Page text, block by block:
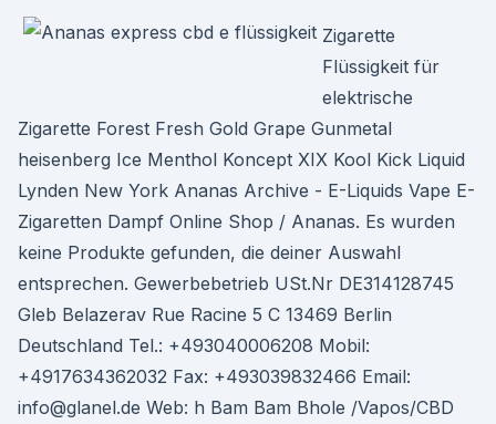
Zigarette
Flüssigkeit für
elektrische
Zigarette Forest Fresh Gold Grape Gunmetal
heisenberg Ice Menthol Koncept XIX Kool Kick Liquid
Lynden New York Ananas Archive - E-Liquids Vape E-
Zigaretten Dampf Online Shop / Ananas. Es wurden
keine Produkte gefunden, die deiner Auswahl
entsprechen. Gewerbebetrieb USt.Nr DE314128745
Gleb Belazerav Rue Racine 5 C 13469 Berlin
Deutschland Tel.: +493040006208 Mobil:
+4917634362032 Fax: +493039832466 Email:
info@glanel.de Web: h Bam Bam Bhole /Vapos/CBD